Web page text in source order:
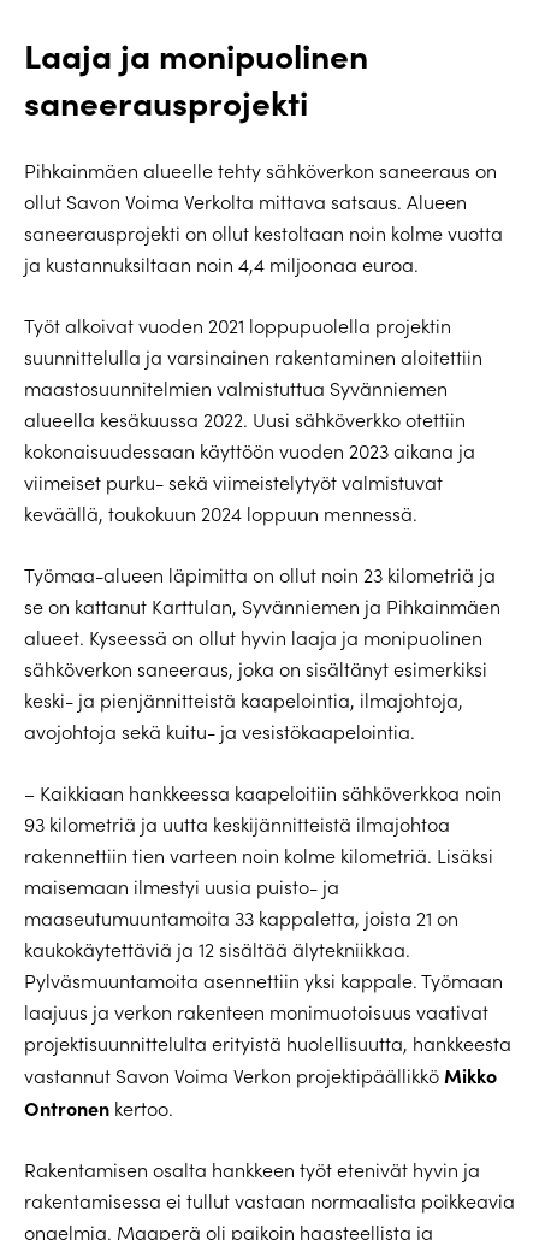
Laaja ja monipuolinen
saneerausprojekti
Pihkainmäen alueelle tehty sähköverkon saneeraus on
ollut Savon Voima Verkolta mittava satsaus. Alueen
saneerausprojekti on ollut kestoltaan noin kolme vuotta
ja kustannuksiltaan noin 4,4 miljoonaa euroa.
Työt alkoivat vuoden 2021 loppupuolella projektin
suunnittelulla ja varsinainen rakentaminen aloitettiin
maastosuunnitelmien valmistuttua Syvänniemen
alueella kesäkuussa 2022. Uusi sähköverkko otettiin
kokonaisuudessaan käyttöön vuoden 2023 aikana ja
viimeiset purku- sekä viimeistelytyöt valmistuvat
keväällä, toukokuun 2024 loppuun mennessä.
Työmaa-alueen läpimitta on ollut noin 23 kilometriä ja
se on kattanut Karttulan, Syvänniemen ja Pihkainmäen
alueet. Kyseessä on ollut hyvin laaja ja monipuolinen
sähköverkon saneeraus, joka on sisältänyt esimerkiksi
keski- ja pienjännitteistä kaapelointia, ilmajohtoja,
avojohtoja sekä kuitu- ja vesistökaapelointia.
– Kaikkiaan hankkeessa kaapeloitiin sähköverkkoa noin
93 kilometriä ja uutta keskijännitteistä ilmajohtoa
rakennettiin tien varteen noin kolme kilometriä. Lisäksi
maisemaan ilmestyi uusia puisto- ja
maaseutumuuntamoita 33 kappaletta, joista 21 on
kaukokäytettäviä ja 12 sisältää älytekniikkaa.
Pylväsmuuntamoita asennettiin yksi kappale. Työmaan
laajuus ja verkon rakenteen monimuotoisuus vaativat
projektisuunnittelulta erityistä huolellisuutta, hankkeesta
vastannut Savon Voima Verkon projektipäällikkö Mikko
Ontronen kertoo.
Rakentamisen osalta hankkeen työt etenivät hyvin ja
rakentamisessa ei tullut vastaan normaalista poikkeavia
ongelmia. Maaperä oli paikoin haasteellista ja